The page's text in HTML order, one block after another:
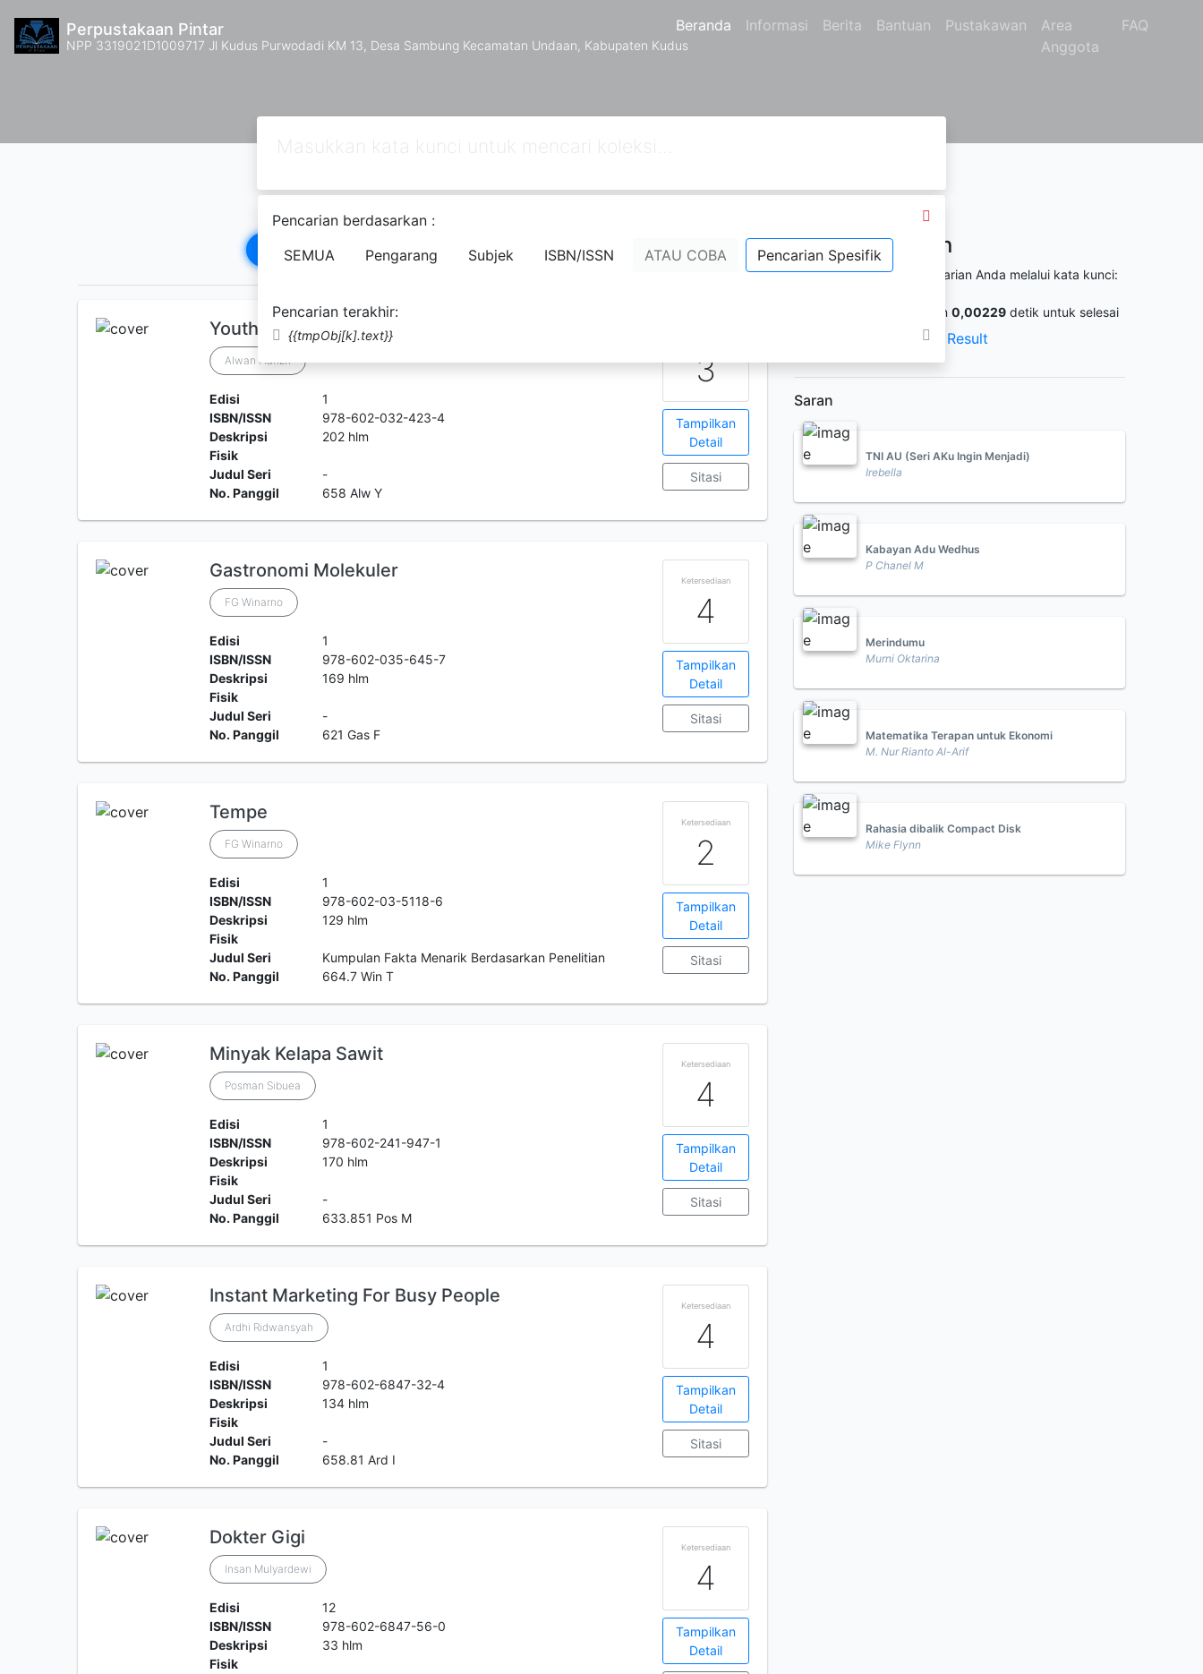
Perpustakaan Pintar
NPP 3319021D1009717 Jl Kudus Purwodadi KM 13, Desa Sambung Kecamatan Undaan, Kabupaten Kudus
Beranda Informasi Berita Bantuan Pustakawan
Area
Anggota
FAQ
Pencarian berdasarkan :
SEMUA
Pengarang Subjek ISBN/ISSN ATAU COBA Pencarian Spesifik
Pencarian terakhir:
{{tmpObj[k].text}}
2 3 5 Berikutnya Hal. Akhir
Youth Leadership
Alwan Hafizh
Edisi
1
ISBN/ISSN
978-602-032-423-4
Deskripsi
Fisik
202 hlm
Judul Seri
-
No. Panggil
658 Alw Y
3
Tampilkan
Detail
Sitasi
Gastronomi Molekuler
FG Winarno
Edisi
1
ISBN/ISSN
978-602-035-645-7
Deskripsi
Fisik
169 hlm
Judul Seri
-
No. Panggil
621 Gas F
Ketersediaan
4
Tampilkan
Detail
Sitasi
Tempe
FG Winarno
Edisi
1
ISBN/ISSN
978-602-03-5118-6
Deskripsi
Fisik
129 hlm
Judul Seri
Kumpulan Fakta Menarik Berdasarkan Penelitian
No. Panggil
664.7 Win T
Ketersediaan
2
Tampilkan
Detail
Sitasi
Minyak Kelapa Sawit
Posman Sibuea
Edisi
1
ISBN/ISSN
978-602-241-947-1
Deskripsi
Fisik
170 hlm
Judul Seri
-
No. Panggil
633.851 Pos M
Ketersediaan
4
Tampilkan
Detail
Sitasi
Instant Marketing For Busy People
Ardhi Ridwansyah
Edisi
1
ISBN/ISSN
978-602-6847-32-4
Deskripsi
Fisik
134 hlm
Judul Seri
-
No. Panggil
658.81 Ard I
Ketersediaan
4
Tampilkan
Detail
Sitasi
Dokter Gigi
Insan Mulyardewi
Edisi
12
ISBN/ISSN
978-602-6847-56-0
Deskripsi
Fisik
33 hlm
Ketersediaan
4
Tampilkan
Detail
Hasil Pencarian
Ditemukan469dari pencarian Anda melalui kata kunci:
Permintaan membutuhkan 0,00229 detik untuk selesai
JSON Result
Saran
TNI AU (Seri AKu Ingin Menjadi)
Irebella
Kabayan Adu Wedhus
P Chanel M
Merindumu
Murni Oktarina
Matematika Terapan untuk Ekonomi
M. Nur Rianto Al-Arif
Rahasia dibalik Compact Disk
Mike Flynn